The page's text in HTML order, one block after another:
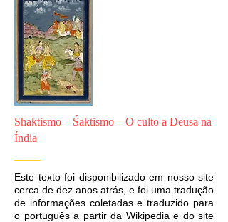
Shaktismo – Śaktismo – O culto a Deusa na
Índia
Este texto foi disponibilizado em nosso site
cerca de dez anos atrás, e foi uma tradução
de informações coletadas e traduzido para
o português a partir da Wikipedia e do site